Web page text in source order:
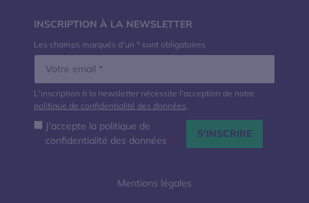
Mentions légales
INSCRIPTION À LA NEWSLETTER
Les champs marqués d’un * sont obligatoires
L'inscription à la newsletter nécessite l'acception de notre
politique de confidentialité des données
J’accepte la politique de
confidentialité des données *